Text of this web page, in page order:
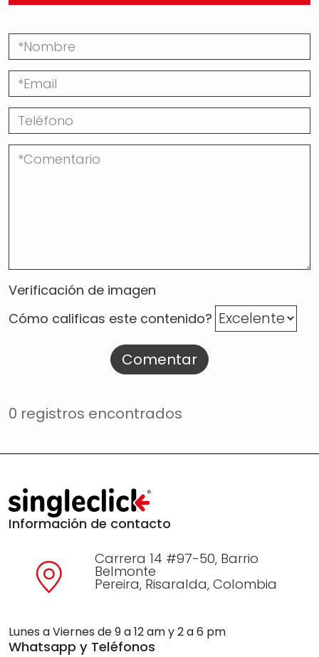
Verificación de imagen
Cómo calificas este contenido?
Comentar
0 registros encontrados
Información de contacto
Carrera 14 #97-50, Barrio
Belmonte
Pereira, Risaralda, Colombia
Lunes a Viernes de 9 a 12 am y 2 a 6 pm
Whatsapp y Teléfonos